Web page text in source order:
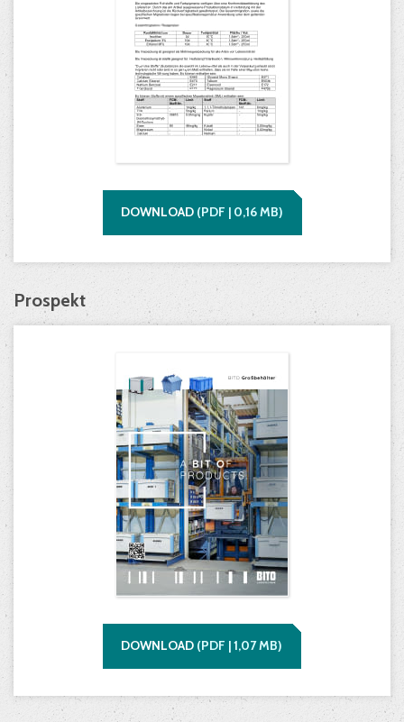
DOWNLOAD (PDF | 0,16MB)
Prospekt
DOWNLOAD (PDF |1,07MB)